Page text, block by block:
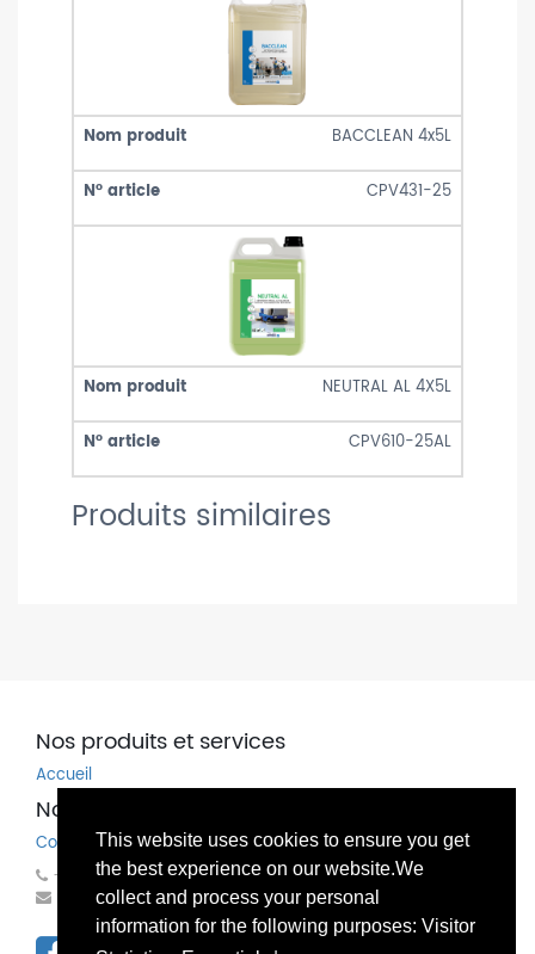
This website uses cookies to ensure you get
the best experience on our website.We
collect and process your personal
information for the following purposes: Visitor
BACCLEAN 4x5L
CPV431-25
NEUTRAL AL 4X5L
CPV610-25AL
Produits similaires
Nos produits et services
Accueil
Nos coordonnées
Contactez-nous
+32(0)81 83 00 83
mondo@bechems.eu